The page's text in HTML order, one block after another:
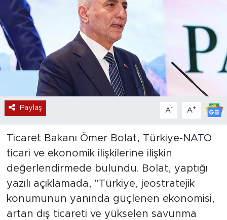
Paylaş A- A+
Ticaret Bakanı Ömer Bolat, Türkiye- NATO
ticari ve ekonomik ilişkilerine ilişkin
değerlendirmede bulundu. Bolat, yaptığı
yazılı açıklamada, "Türkiye, jeostratejik
konumunun yanında güçlenen ekonomisi,
artan dış ticareti ve yükselen savunma
Turizm